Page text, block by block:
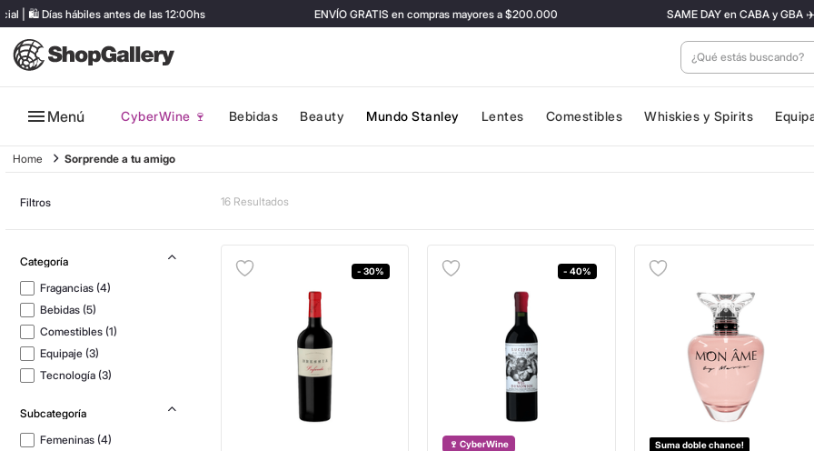
🛍️ Días hábiles antes de las 12:00hs ENVÍO GRATIS en compras mayores a $200.000 SAME DAY en CABA y GBA ✈️
¿Qué estás
Menú CyberWine 🍷 Bebidas Beauty Mundo Stanley Lentes Comestibles Whiskies y Spirits
Sorprende a tu amigo
Filtros 16
Fragancias (4)
Bebidas (5)
Comestibles (1)
Equipaje (3)
Tecnología (3)
Femeninas (4)
- 30% - 40%
🍷 CyberWine Suma doble chance!